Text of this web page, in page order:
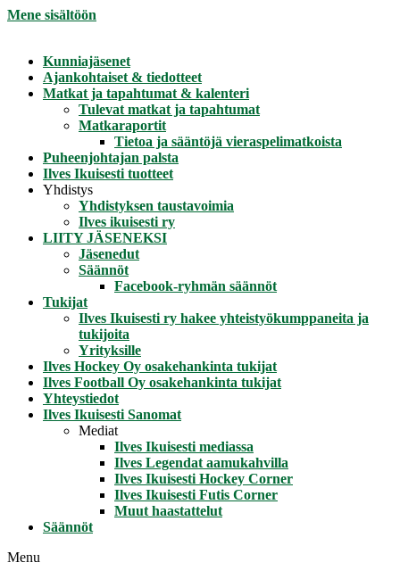
Mene sisältöön
Kunniajäsenet
Ajankohtaiset & tiedotteet
Matkat ja tapahtumat & kalenteri
Tulevat matkat ja tapahtumat
Matkaraportit
Tietoa ja sääntöjä vieraspelimatkoista
Puheenjohtajan palsta
Ilves Ikuisesti tuotteet
Yhdistys
Yhdistyksen taustavoimia
Ilves ikuisesti ry
LIITY JÄSENEKSI
Jäsenedut
Säännöt
Facebook-ryhmän säännöt
Tukijat
Ilves Ikuisesti ry hakee yhteistyökumppaneita ja
tukijoita
Yrityksille
Ilves Hockey Oy osakehankinta tukijat
Ilves Football Oy osakehankinta tukijat
Yhteystiedot
Ilves Ikuisesti Sanomat
Mediat
Ilves Ikuisesti mediassa
Ilves Legendat aamukahvilla
Ilves Ikuisesti Hockey Corner
Ilves Ikuisesti Futis Corner
Muut haastattelut
Säännöt
Menu